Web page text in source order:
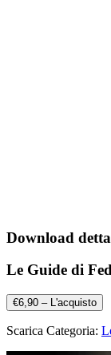
Download
Le Guide di
€6,90 – L'acquisto
Scarica Categoria: